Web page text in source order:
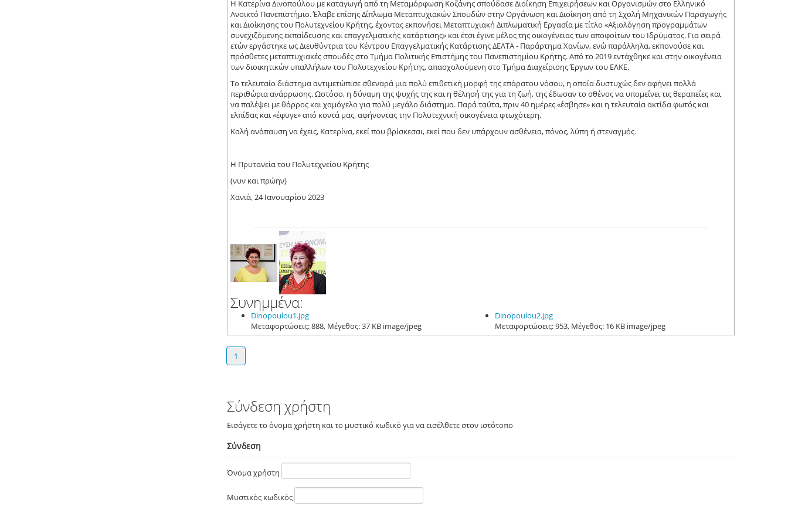
Η Κατερίνα Δινοπούλου με καταγωγή από τη Μεταμόρφωση Κοζάνης σπούδασε Διοίκηση Επιχειρήσεων και Οργανισμών στο Ελληνικό
Ανοικτό Πανεπιστήμιο. Έλαβε επίσης Δίπλωμα Μεταπτυχιακών Σπουδών στην Οργάνωση και Διοίκηση από τη Σχολή Μηχανικών Παραγωγής
και Διοίκησης του Πολυτεχνείου Κρήτης, έχοντας εκπονήσει Μεταπτυχιακή Διπλωματική Εργασία με τίτλο «Αξιολόγηση προγραμμάτων
συνεχιζόμενης εκπαίδευσης και επαγγελματικής κατάρτισης» και έτσι έγινε μέλος της οικογένειας των αποφοίτων του Ιδρύματος. Για σειρά
ετών εργάστηκε ως Διευθύντρια του Κέντρου Επαγγελματικής Κατάρτισης ΔΕΛΤΑ - Παράρτημα Χανίων, ενώ παράλληλα, εκπονούσε και
πρόσθετες μεταπτυχιακές σπουδές στο Τμήμα Πολιτικής Επιστήμης του Πανεπιστημίου Κρήτης. Από το 2019 εντάχθηκε και στην οικογένεια
των διοικητικών υπαλλήλων του Πολυτεχνείου Κρήτης, απασχολούμενη στο Τμήμα Διαχείρισης Έργων του ΕΛΚΕ.
Το τελευταίο διάστημα αντιμετώπισε σθεναρά μια πολύ επιθετική μορφή της επάρατου νόσου, η οποία δυστυχώς δεν αφήνει πολλά
περιθώρια ανάρρωσης. Ωστόσο, η δύναμη της ψυχής της και η θέλησή της για τη ζωή, της έδωσαν το σθένος να υπομείνει τις θεραπείες και
να παλέψει με θάρρος και χαμόγελο για πολύ μεγάλο διάστημα. Παρά ταύτα, πριν 40 ημέρες «έσβησε» και η τελευταία ακτίδα φωτός και
ελπίδας και «έφυγε» από κοντά μας, αφήνοντας την Πολυτεχνική οικογένεια φτωχότερη.
Καλή ανάπαυση να έχεις, Κατερίνα, εκεί που βρίσκεσαι, εκεί που δεν υπάρχουν ασθένεια, πόνος, λύπη ή στεναγμός.
Η Πρυτανεία του Πολυτεχνείου Κρήτης
(νυν και πρώην)
Χανιά, 24 Ιανουαρίου 2023
Συνημμένα:
Dinopoulou1.jpg
Μεταφορτώσεις: 888, Μέγεθος: 37 KB image/jpeg
Dinopoulou2.jpg
Μεταφορτώσεις: 953, Μέγεθος: 16 KB image/jpeg
1
Σύνδεση χρήστη
Εισάγετε το όνομα χρήστη και το μυστικό κωδικό για να εισέλθετε στον ιστότοπο
Σύνδεση
Όνομα χρήστη
Μυστικός κωδικός